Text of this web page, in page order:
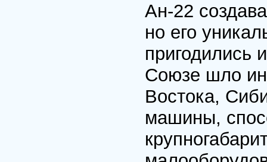
Ан-22
но его
пригодились
Союзе шло
Востока,
машины,